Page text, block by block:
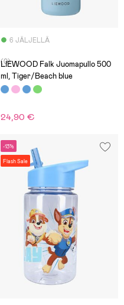
6 JÄLJELLÄ
(0)
LIEWOOD Falk Juomapullo 500
ml, Tiger/Beach blue
24,90 €
-13%
Flash Sale